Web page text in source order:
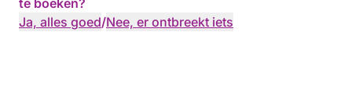
te boeken?
Ja, alles goed/Nee, er ontbreekt iets